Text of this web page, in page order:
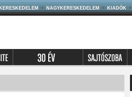
NAGYKERESKEDELEM KIADÓK